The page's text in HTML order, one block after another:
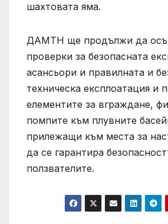
шахтовата яма.
ДАМТН ще продължи да
проверки за безопасната
асансьори и правилната и
техническа експлоатация и
елементите за вграждане,
помпите към плувните
прилежащи към места за
да се гарантира
ползвателите.